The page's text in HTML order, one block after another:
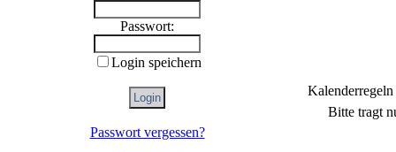
Passwort:
Login speichern
Passwort vergessen?
Kalenderregeln
Bitte tragt